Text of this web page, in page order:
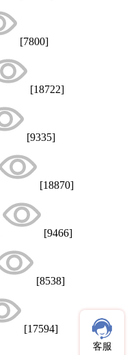
[7800]
[18722]
[9335]
[18870]
[9466]
[8538]
[17594]
客服